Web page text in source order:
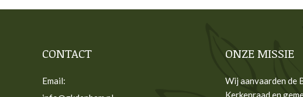
CONTACT
Email:
ONZE MISSIE
Wij aanvaarden de
Kerkenraad en